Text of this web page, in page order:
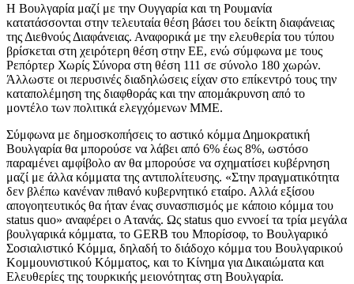
Η Βουλγαρία μαζί με την Ουγγαρία και τη Ρουμανία
κατατάσσονται στην τελευταία θέση βάσει του δείκτη διαφάνειας
της Διεθνούς Διαφάνειας. Αναφορικά με την ελευθερία του τύπου
βρίσκεται στη χειρότερη θέση στην ΕΕ, ενώ σύμφωνα με τους
Ρεπόρτερ Χωρίς Σύνορα στη θέση 111 σε σύνολο 180 χωρών.
Άλλωστε οι περυσινές διαδηλώσεις είχαν στο επίκεντρό τους την
καταπολέμηση της διαφθοράς και την απομάκρυνση από το
μοντέλο των πολιτικά ελεγχόμενων ΜΜΕ.
Σύμφωνα με δημοσκοπήσεις το αστικό κόμμα Δημοκρατική
Βουλγαρία θα μπορούσε να λάβει από 6% έως 8%, ωστόσο
παραμένει αμφίβολο αν θα μπορούσε να σχηματίσει κυβέρνηση
μαζί με άλλα κόμματα της αντιπολίτευσης. «Στην πραγματικότητα
δεν βλέπω κανέναν πιθανό κυβερνητικό εταίρο. Αλλά εξίσου
απογοητευτικός θα ήταν ένας συνασπισμός με κάποιο κόμμα του
status quo» αναφέρει ο Ατανάς. Ως status quo εννοεί τα τρία μεγάλα
βουλγαρικά κόμματα, το GERB του Μπορίσοφ, το Βουλγαρικό
Σοσιαλιστικό Κόμμα, δηλαδή το διάδοχο κόμμα του Βουλγαρικού
Κομμουνιστικού Κόμματος, και το Κίνημα για Δικαιώματα και
Ελευθερίες της τουρκικής μειονότητας στη Βουλγαρία.